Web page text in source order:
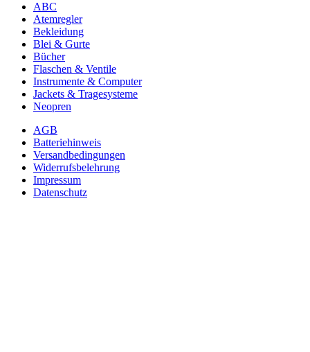
ABC
Atemregler
Bekleidung
Blei & Gurte
Bücher
Flaschen & Ventile
Instrumente & Computer
Jackets & Tragesysteme
Neopren
AGB
Batteriehinweis
Versandbedingungen
Widerrufsbelehrung
Impressum
Datenschutz